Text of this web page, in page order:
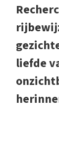
liefde